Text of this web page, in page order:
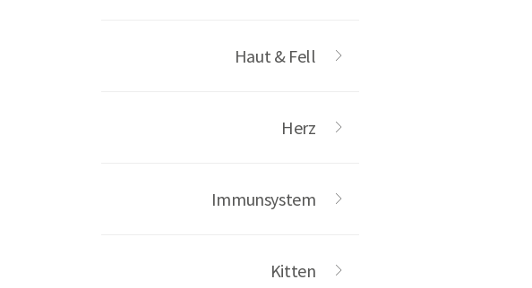
Haut & Fell
Herz
Immunsystem
Kitten